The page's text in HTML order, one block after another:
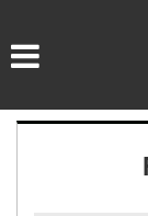
WIR KAUFEN